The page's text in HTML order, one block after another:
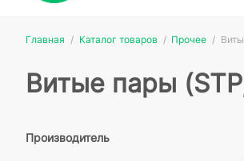
Главная Каталог товаров Прочее
Витые пары
Производитель